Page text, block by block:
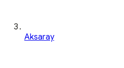
Aksaray